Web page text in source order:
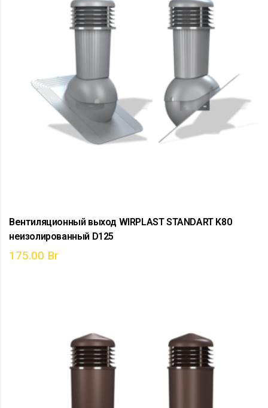
Вентиляционный выход WIRPLAST STANDART K80
неизолированный D125
175.00 Br